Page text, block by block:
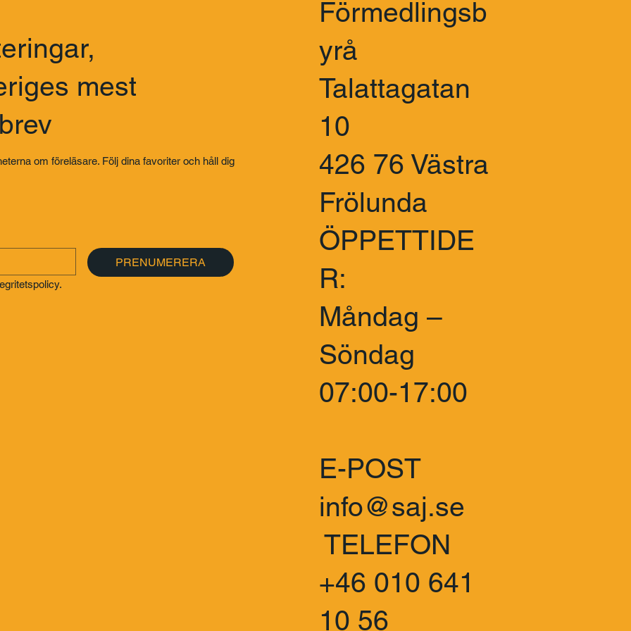
mest
om föreläsare. Följ dina favoriter och håll dig
PRENUMERERA
Förmedlingsb
yrå
Talattagatan
10
426 76 Västra
Frölunda
ÖPPETTIDE
R:
Måndag –
Söndag
07:00-17:00
E-POST
info@saj.se
TELEFON
+46 010 641
10 56